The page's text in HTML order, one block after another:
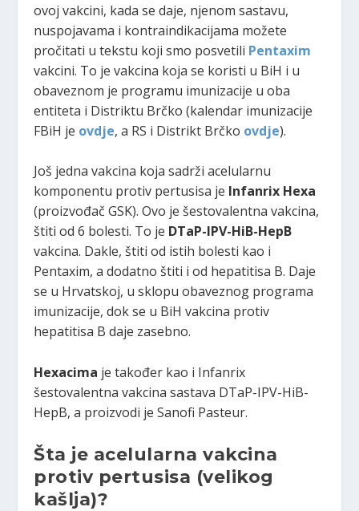
ovoj vakcini, kada se daje, njenom sastavu,
nuspojavama i kontraindikacijama možete
pročitati u tekstu koji smo posvetili Pentaxim
vakcini. To je vakcina koja se koristi u BiH i u
obaveznom je programu imunizacije u oba
entiteta i Distriktu Brčko (kalendar imunizacije
FBiH je ovdje, a RS i Distrikt Brčko ovdje).
Još jedna vakcina koja sadrži acelularnu
komponentu protiv pertusisa je Infanrix Hexa
(proizvođač GSK). Ovo je šestovalentna vakcina,
štiti od 6 bolesti. To je DTaP-IPV-HiB-HepB
vakcina. Dakle, štiti od istih bolesti kao i
Pentaxim, a dodatno štiti i od hepatitisa B. Daje
se u Hrvatskoj, u sklopu obaveznog programa
imunizacije, dok se u BiH vakcina protiv
hepatitisa B daje zasebno.
Hexacima je također kao i Infanrix
šestovalentna vakcina sastava DTaP-IPV-HiB-
HepB, a proizvodi je Sanofi Pasteur.
Šta je acelularna vakcina
protiv pertusisa (velikog
kašlja)?